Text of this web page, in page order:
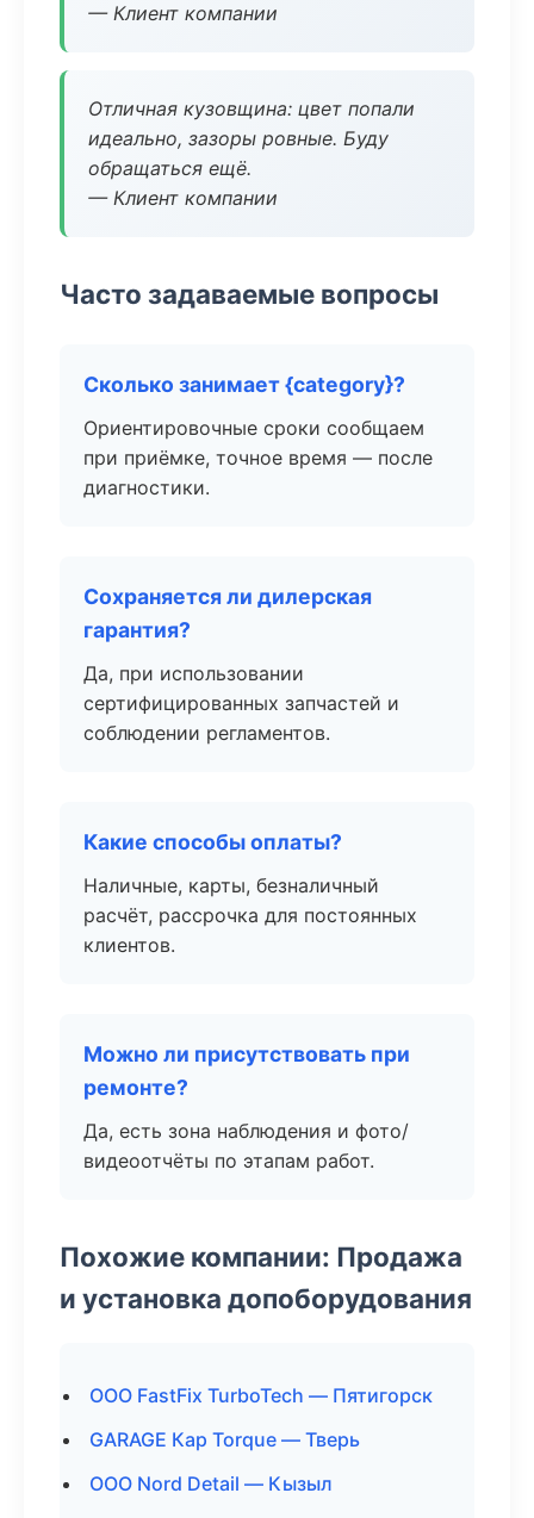
— Клиент компании
Отличная кузовщина: цвет попали
идеально, зазоры ровные. Буду
обращаться ещё.
— Клиент компании
Часто задаваемые вопросы
Сколько занимает {category}?
Ориентировочные сроки сообщаем
при приёмке, точное время — после
диагностики.
Сохраняется ли дилерская
гарантия?
Да, при использовании
сертифицированных запчастей и
соблюдении регламентов.
Какие способы оплаты?
Наличные, карты, безналичный
расчёт, рассрочка для постоянных
клиентов.
Можно ли присутствовать при
ремонте?
Да, есть зона наблюдения и фото/
видеоотчёты по этапам работ.
Похожие компании: Продажа
и установка допоборудования
ООО FastFix TurboTech — Пятигорск
GARAGE Кар Torque — Тверь
ООО Nord Detail — Кызыл